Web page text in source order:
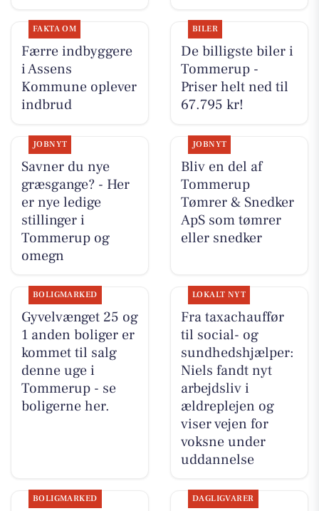
FAKTA OM
Færre indbyggere
i Assens
Kommune oplever
indbrud
BILER
De billigste biler i
Tommerup -
Priser helt ned til
67.795 kr!
JOBNYT
Savner du nye
græsgange? - Her
er nye ledige
stillinger i
Tommerup og
omegn
JOBNYT
Bliv en del af
Tommerup
Tømrer & Snedker
ApS som tømrer
eller snedker
BOLIGMARKED
Gyvelvænget 25 og
1 anden boliger er
kommet til salg
denne uge i
Tommerup - se
boligerne her.
LOKALT NYT
Fra taxachauffør
til social- og
sundhedshjælper:
Niels fandt nyt
arbejdsliv i
ældreplejen og
viser vejen for
voksne under
uddannelse
BOLIGMARKED DAGLIGVARER